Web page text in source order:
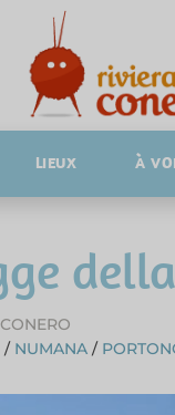
LIEUX À
/ NUMANA /